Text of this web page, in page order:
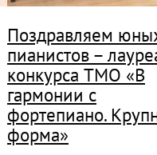
Поздравляем
пианистов –
конкурса ТМО «В
гармонии с
фортепиано.
форма»